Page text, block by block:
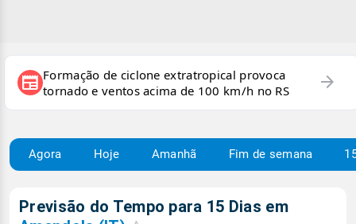
newspaper Formação de ciclone extratropical provoca
tornado e ventos acima de 100 km/h no RS
arrow_forward
Agora Hoje Amanhã Fim de semana
Previsão do Tempo para 15 Dias em